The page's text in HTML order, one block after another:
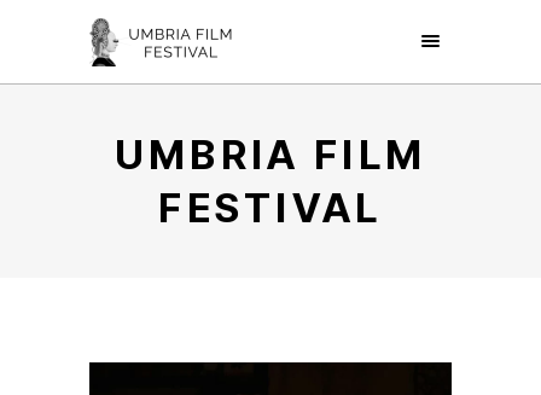
UMBRIA FILM
FESTIVAL